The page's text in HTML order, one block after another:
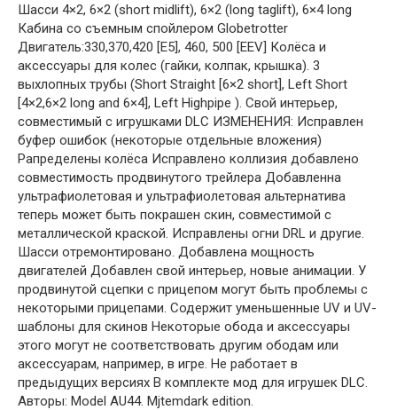
Шасси 4×2, 6×2 (short midlift), 6×2 (long taglift), 6×4 long
Кабина со съемным спойлером Globetrotter
Двигатель:330,370,420 [E5], 460, 500 [EEV] Колёса и
аксессуары для колес (гайки, колпак, крышка). 3
выхлопных трубы (Short Straight [6×2 short], Left Short
[4×2,6×2 long and 6×4], Left Highpipe ). Свой интерьер,
совместимый с игрушками DLC ИЗМЕНЕНИЯ: Исправлен
буфер ошибок (некоторые отдельные вложения)
Рапределены колёса Исправлено коллизия добавлено
совместимость продвинутого трейлера Добавленна
ультрафиолетовая и ультрафиолетовая альтернатива
теперь может быть покрашен скин, совместимой с
металлической краской. Исправлены огни DRL и другие.
Шасси отремонтировано. Добавлена мощность
двигателей Добавлен свой интерьер, новые анимации. У
продвинутой сцепки с прицепом могут быть проблемы с
некоторыми прицепами. Содержит уменьшенные UV и UV-
шаблоны для скинов Некоторые обода и аксессуары
этого могут не соответствовать другим ободам или
аксессуарам, например, в игре. Не работает в
предыдущих версиях В комплекте мод для игрушек DLC.
Авторы: Model AU44. Mjtemdark edition.